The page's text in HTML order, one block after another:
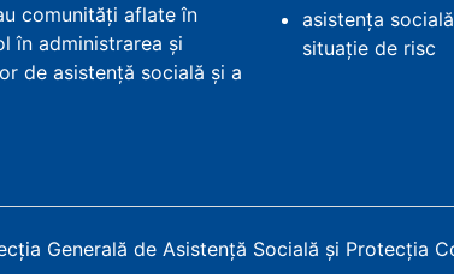
comunităţi aflate în
în administrarea şi
de asistenţă socială şi a
asistența
situație de risc
Generală de Asistență Socială și Protecția